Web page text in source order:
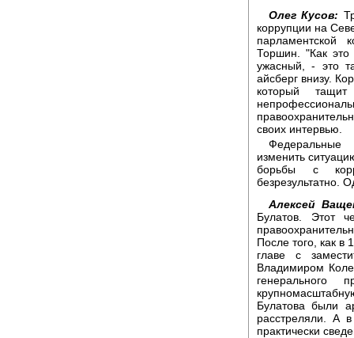
Олег Кусов:
коррупции на
парламентской
Торшин. "Как это
ужасный, - это
айсберг внизу.
который
своих интервью.
Федеральные
изменить
борьбы с
безрезультатно.
Алексей
Булатов. Этот
После того, как в
главе с
Владимиром
генерального
Булатова были
расстреляли. А
практически